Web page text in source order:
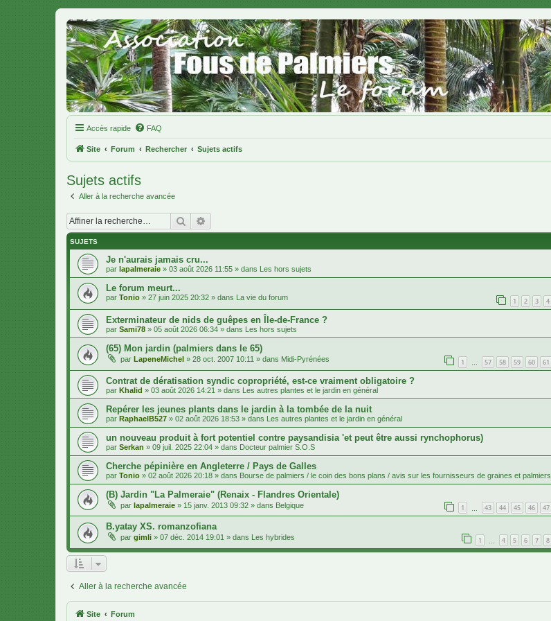
Accès rapide FAQ
Site Forum Rechercher Sujets actifs
Sujets actifs
Aller à la recherche avancée
Rechercher
SUJETS
Je n'aurais jamais cru...
par lapalmeraie » 03 août 2026 11:55 » dans Les hors sujets
Le forum meurt...
par Tonio » 27 juin 2025 20:32 » dans La vie du forum 1 2 3 4
Exterminateur de nids de guêpes en Île-de-France ?
par Sami78 » 05 août 2026 06:34 » dans Les hors sujets
(65) Mon jardin (palmiers dans le 65)
par LapeneMichel » 28 oct. 2007 10:11 » dans Midi-Pyrénées 1 … 57 58 59 60 61
Contrat de dératisation syndic copropriété, est-ce vraiment obligatoire ?
par Khalid » 03 août 2026 14:21 » dans Les autres plantes et le jardin en général
Repérer les jeunes plants dans le jardin à la tombée de la nuit
par RaphaelB527 » 02 août 2026 18:53 » dans Les autres plantes et le jardin en général
un nouveau produit à fort potentiel contre paysandisia 'et peut être aussi rynchophorus)
par Serkan » 09 juil. 2025 22:04 » dans Docteur palmier S.O.S
Cherche pépinière en Angleterre / Pays de Galles
par Tonio » 02 août 2026 20:18 » dans Bourse de palmiers / le coin des bons plans / avis sur les fournisseurs de graines et palmiers
(B) Jardin "La Palmeraie" (Renaix - Flandres Orientale)
par lapalmeraie » 15 janv. 2013 09:32 » dans Belgique 1 43 44 45 46 47
B.yatay XS. romanzofiana
par gimli » 07 déc. 2014 19:01 » dans Les hybrides 1 4 5 6 7 8
Aller à la recherche avancée
Site Forum